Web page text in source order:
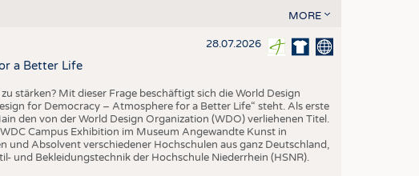
MORE
28.07.2026
a Better Life
stärken? Mit dieser Frage beschäftigt sich die World Design
for Democracy – Atmosphere for a Better Life“ steht. Als erste
den von der World Design Organization (WDO) verliehenen Titel.
Campus Exhibition im Museum Angewandte Kunst in
Absolvent verschiedener Hochschulen aus ganz Deutschland,
und Bekleidungstechnik der Hochschule Niederrhein (HSNR).